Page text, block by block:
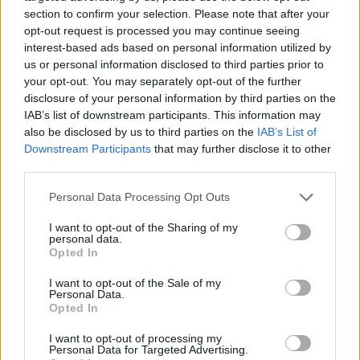
section to confirm your selection. Please note that after your
opt-out request is processed you may continue seeing
interest-based ads based on personal information utilized by
us or personal information disclosed to third parties prior to
your opt-out. You may separately opt-out of the further
disclosure of your personal information by third parties on the
IAB’s list of downstream participants. This information may
also be disclosed by us to third parties on the IAB’s List of
Downstream Participants that may further disclose it to other
Personal Data Processing Opt Outs
I want to opt-out of the Sharing of my
personal data.
Opted In
I want to opt-out of the Sale of my
Personal Data.
Opted In
I want to opt-out of processing my
Personal Data for Targeted Advertising.
encontrarnos?
Soluciones de pago. Son aplicaciones que facilitan los
pagos y transferencias, estas permiten hacer
transacciones de manera más rápida y fácil, mejorando
la seguridad. Estas herramientas cambian la manera en
que interactuamos con el dinero digital, ejemplos de
esto son PayPal o Bizum.
entre ellas, los préstamos P2P (Peer to peer),
que democratizan el acceso a capital.
Blockchain.
fintech aprovechan el auge de la tecnología blockchain
y los criptoactivos. Así aparecen soluciones como el uso
de las criptomonedas como medio de pago o
transacciones financieras.